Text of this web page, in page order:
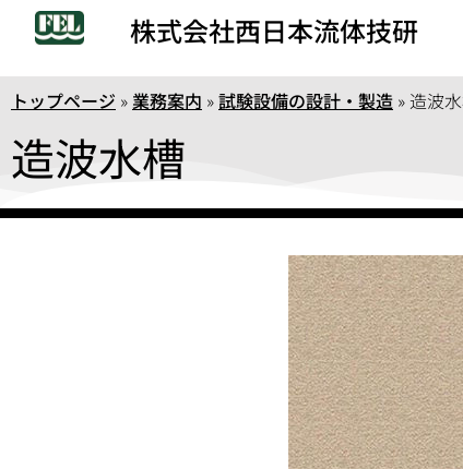
株式会社西日本流体技研
トップページ » 業務案内 »試験設備の設計・製造 »造波
造波水槽